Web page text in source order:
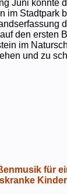
Juni konnte
im Stadtpark
den ersten
im
und zu
für
Kinder